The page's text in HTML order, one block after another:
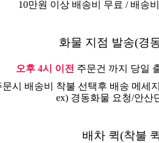
10만원 이상 배송비 무료 / 배송
화물 지점 발송(경
오후 4시 이전 주문건 까지 당일
문시 배송비 착불 선택후 배송 메세
ex) 경동화물 요청/안산
배차 퀵(착불